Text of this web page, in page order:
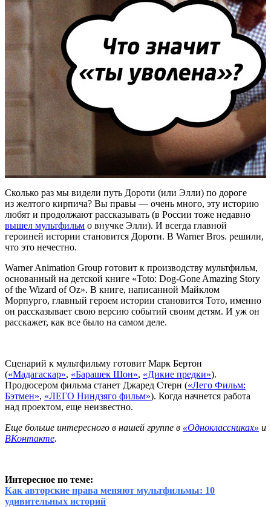
Сколько раз мы видели путь Дороти (или Элли) по дороге
из желтого кирпича? Вы правы — очень много, эту историю
любят и продолжают рассказывать (в России тоже недавно
вышел мультфильм о внучке Элли). И всегда главной
героиней истории становится Дороти. В Warner Bros. решили,
что это нечестно.
Warner Animation Group готовит к производству мультфильм,
основанный на детской книге «Toto: Dog-Gone Amazing Story
of the Wizard of Oz». В книге, написанной Майклом
Морпурго, главный героем истории становится Тото, именно
он рассказывает свою версию событий своим детям. И уж он
расскажет, как все было на самом деле.
Сценарий к мультфильму готовит Марк Бертон
(«Мадагаскар», «Барашек Шон», «Дикие предки»).
Продюсером фильма станет Джаред Стерн («Лего Фильм:
Бэтмен», «ЛЕГО Ниндзяго фильм»). Когда начнется работа
над проектом, еще неизвестно.
Еще больше интересного в нашей группе в «Одноклассниках» и
ВКонтакте.
Интересное по теме:
Как авторские права меняют мультфильмы: 10
удивительных историй